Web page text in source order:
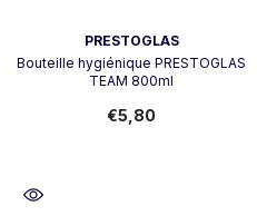
PRESTOGLAS
Bouteille hygiénique PRESTOGLAS
TEAM 800ml
€5,80